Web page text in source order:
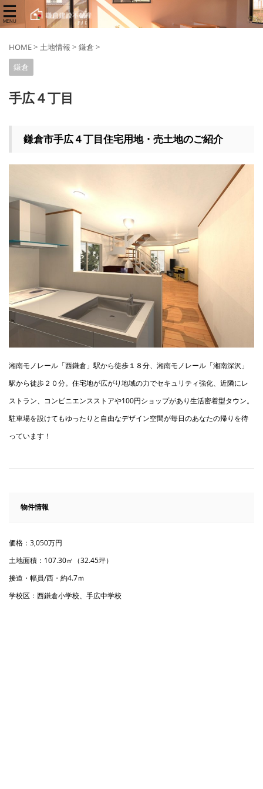
HOME> 土地情報 > 鎌倉 >
鎌倉
手広４丁目
鎌倉市手広４丁目住宅用地・売土地のご紹介
湘南モノレール「西鎌倉」駅から徒歩１８分、湘南モノレール「湘南深沢」
駅から徒歩２０分。住宅地が広がり地域の力でセキュリティ強化、近隣にレ
ストラン、コンビニエンスストアや100円ショップがあり生活密着型タウン。
駐車場を設けてもゆったりと自由なデザイン空間が毎日のあなたの帰りを待
っています！
物件情報
価格：3,050万円
土地面積：107.30㎡（32.45坪）
接道・幅員/西・約4.7ｍ
学校区：西鎌倉小学校、手広中学校